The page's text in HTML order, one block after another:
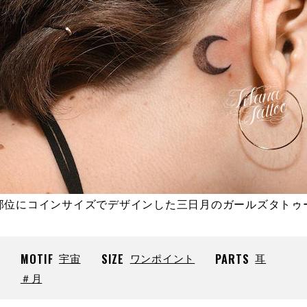
位にコインサイズでデザインした三日月のガールズタトゥ
MOTIF 宇宙 SIZE ワンポイント PARTS 耳
＃月